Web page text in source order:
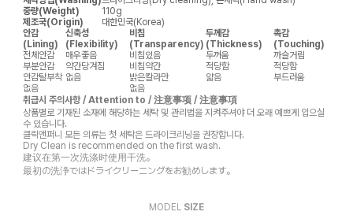
중량(Weight)
110g
제조국(Origin)
대한민국(Korea)
안감
(Lining)
신축성
(Flexibility)
비침
(Transparency)
두께감
(Thickness)
촉감
(Touching)
전체안감
매우좋음 비침있음 두꺼움
까슬거림
부분안감
약간당겨짐 비침약간 적당함
적당함
안감탈부착 없음 밝은칼라만 얇음
부드러움
없음
없음
취급시 주의사항 / Attention to / 注意事项 / 注意事項
상품별로 기재된 소재에 해당하는 세탁 및 관리법을 지켜주셔야 더 오래 예쁘게 입으실
수 있습니다.
클릭앤퍼니 모든 의류는 첫 세탁은 드라이크리닝을 권장합니다.
Dry Clean is recommended on the first wash.
建议在第一次洗涤时使用干洗。
最初の洗浄ではドライクリーニングをお勧めします。
MODEL SIZE